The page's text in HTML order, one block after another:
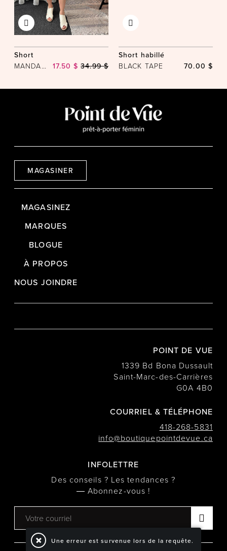
Short
MANDARINE & CO 17.50 $ 34.99 $
Short habillé
BLACK TAPE 70.00 $
MAGASINER
MAGASINEZ
MARQUES
BLOGUE
À PROPOS
NOUS JOINDRE
POINT DE VUE
1339 Bd Bona Dussault
Saint-Marc-des-Carrières
G0A 4B0
COURRIEL & TÉLÉPHONE
418-268-5831
info@boutiquepointdevue.ca
INFOLETTRE
Des conseils ? Les tendances ?
― Abonnez-vous !
Une erreur est survenue lors de la requête.